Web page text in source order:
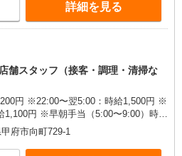
詳細を見る
舗スタッフ（接客・調理・清掃な
円 ※22:00〜翌5:00：時給1,500円 ※
1,100円 ※早朝手当（5:00〜9:00）時給
府市向町729-1